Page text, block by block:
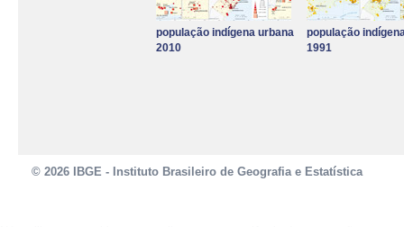
população indígena urbana
2010
população
1991
© 2026 IBGE - Instituto Brasileiro de Geografia e Estatística